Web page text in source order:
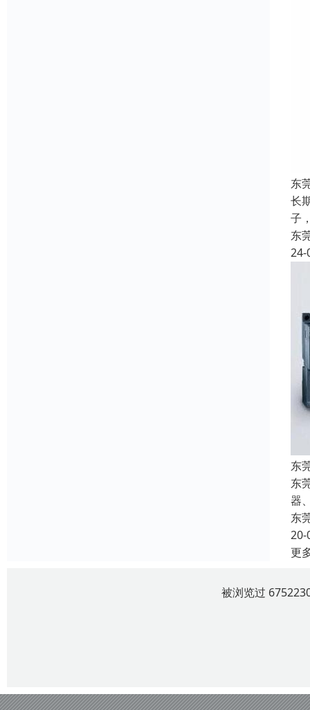
东
长
子
东
24-
东
东
器
东
20-
更
被浏览过